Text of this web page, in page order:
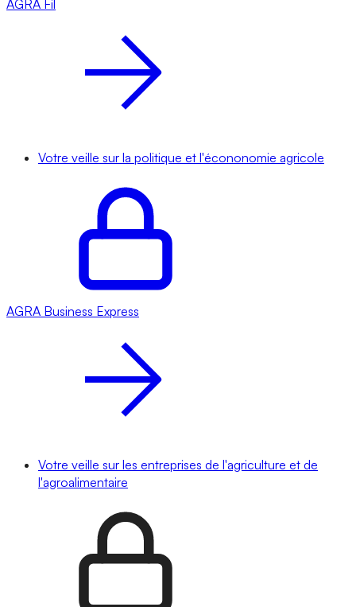
AGRA Fil
Votre veille sur la politique et l'écononomie agricole
AGRA Business Express
Votre veille sur les entreprises de l'agriculture et de
l'agroalimentaire